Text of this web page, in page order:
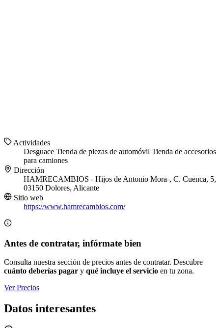
Actividades
Desguace Tienda de piezas de automóvil Tienda de accesorios
para camiones
Dirección
HAMRECAMBIOS - Hijos de Antonio Mora-, C. Cuenca, 5,
03150 Dolores, Alicante
Sitio web
https://www.hamrecambios.com/
Antes de contratar, infórmate bien
Consulta nuestra sección de precios antes de contratar. Descubre
cuánto deberías pagar y qué incluye el servicio en tu zona.
Ver Precios
Datos interesantes